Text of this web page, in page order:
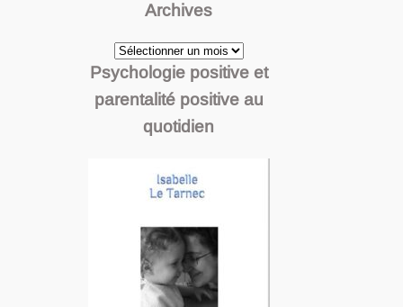
Archives
Archives
Psychologie positive et
parentalité positive au
quotidien